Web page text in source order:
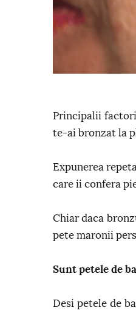
Principalii
te-ai bronzat la
Expunerea
care ii confera
Chiar daca
pete maronii
Sunt petele de
Desi petele de